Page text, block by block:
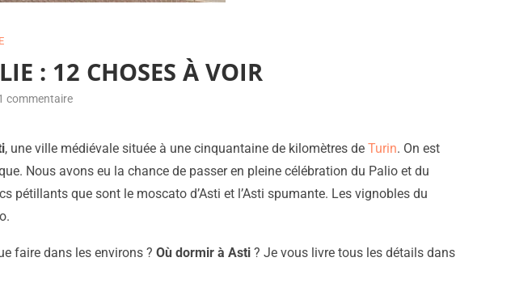
: 12 CHOSES À VOIR
commentaire
, une ville médiévale située à une cinquantaine de kilomètres de Turin. On est
Nous avons eu la chance de passer en pleine célébration du Palio et du
pétillants que sont le moscato d’Asti et l’Asti spumante. Les vignobles du
faire dans les environs ? Où dormir à Asti ? Je vous livre tous les détails dans